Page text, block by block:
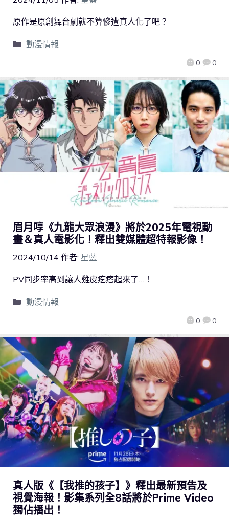
0 0
原作是原創舞台劇就不算慘遭真人化了吧？
動漫情報
眉月啍《九龍大眾浪漫》將於2025年電視動
畫＆真人電影化！釋出雙媒體超特報影像！
2024/10/14 作者: 星藍
0 0
PV同步率高到讓人雞皮疙瘩起來了…！
動漫情報
真人版《【我推的孩子】》釋出最新預告及
視覺海報！影集系列全8話將於Prime Video
獨佔播出！